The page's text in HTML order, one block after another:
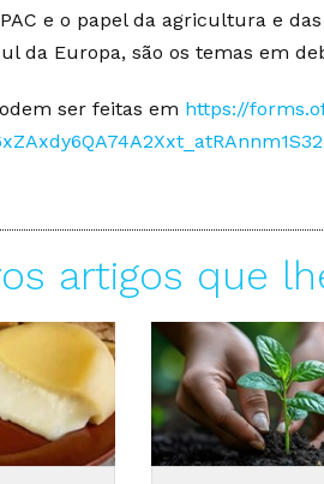
e o papel da agricultura e
da Europa, são os temas em
ser feitas em https://
artigos que